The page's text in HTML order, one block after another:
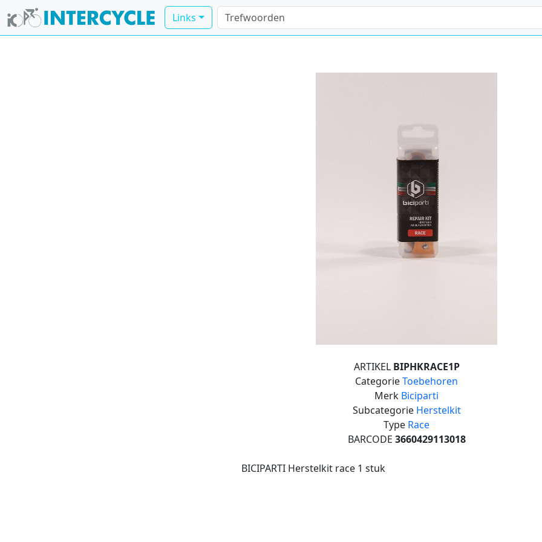
Links
ARTIKEL BIPHKRACE1P
CategorieToebehoren
Merk Biciparti
Subcategorie Herstelkit
Type Race
BARCODE 3660429113018
BICIPARTI Herstelkit race 1 stuk